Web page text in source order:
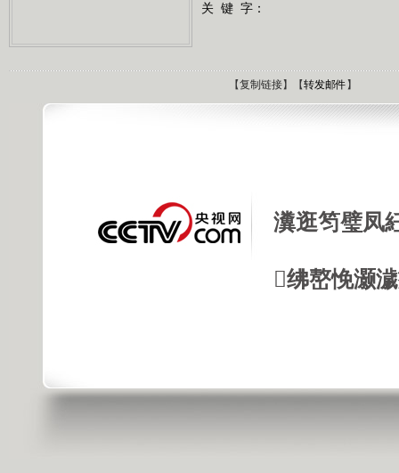
关 键 字：
【复制链接】【转发邮件 】
瀵逛笉璧凤
绋嶅悗灏